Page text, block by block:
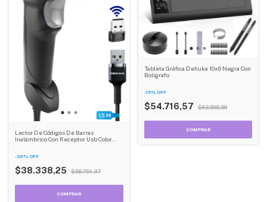
Lector De Códigos De Barras
Inalámbrico Con Receptor Usb Color
-32% OFF
$38.338,25 $56.751,37
Tableta Gráfica Dehuka 10x6 Negra Con
Bolígrafo
-15% OFF
$54.716,57 $63.995,99